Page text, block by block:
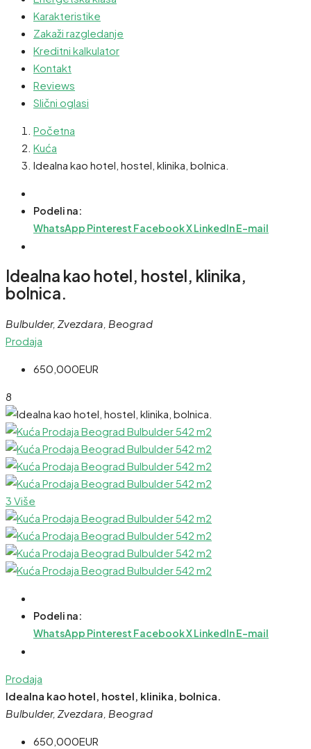
Karakteristike
Zakaži razgledanje
Kreditni kalkulator
Kontakt
Reviews
Slični oglasi
Početna
Kuća
Idealna kao hotel, hostel, klinika, bolnica.
Podeli na:
WhatsApp Pinterest FacebookXLinkedInE-mail
Idealna kao hotel, hostel, klinika,
bolnica.
Bulbulder, Zvezdara, Beograd
Prodaja
650,000EUR
8
3 Više
Podeli na:
WhatsApp Pinterest FacebookXLinkedInE-mail
Prodaja
Idealna kao hotel, hostel, klinika, bolnica.
Bulbulder, Zvezdara, Beograd
650,000EUR